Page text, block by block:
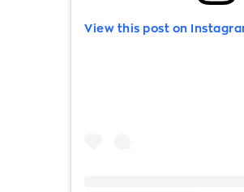
View this post on